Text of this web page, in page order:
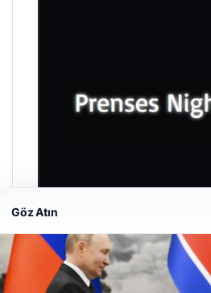
Prenses Night Club
Göz Atın